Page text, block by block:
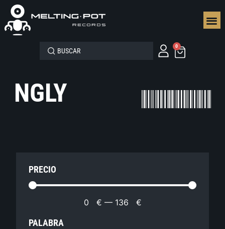
0
NGLY
PRECIO
0 € — 136 €
PALABRA